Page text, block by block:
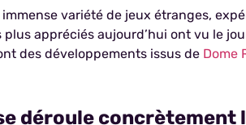
immense variété de jeux étranges,
appréciés aujourd’hui ont vu le
des développements issus de Dome
déroule concrètement